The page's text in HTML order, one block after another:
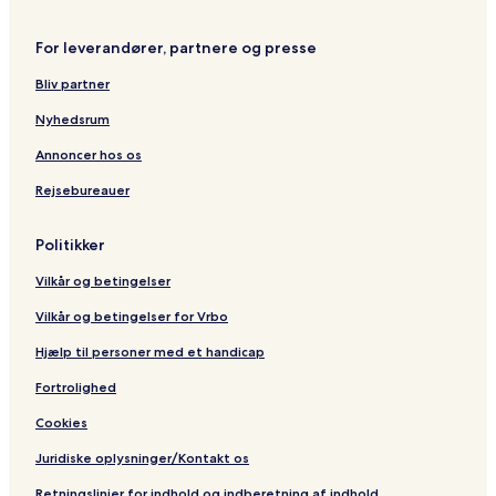
r
For leverandører, partnere og presse
Bliv partner
Nyhedsrum
Annoncer hos os
Rejsebureauer
Politikker
Vilkår og betingelser
Vilkår og betingelser for Vrbo
Hjælp til personer med et handicap
Fortrolighed
Cookies
Juridiske oplysninger/Kontakt os